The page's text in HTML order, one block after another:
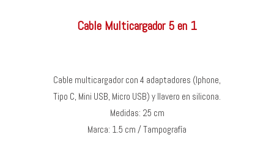
Cable Multicargador 5 en 1
Cable multicargador con 4 adaptadores (Iphone,
Tipo C, Mini USB, Micro USB) y llavero en silicona.
Medidas: 25 cm
Marca: 1.5 cm / Tampografía